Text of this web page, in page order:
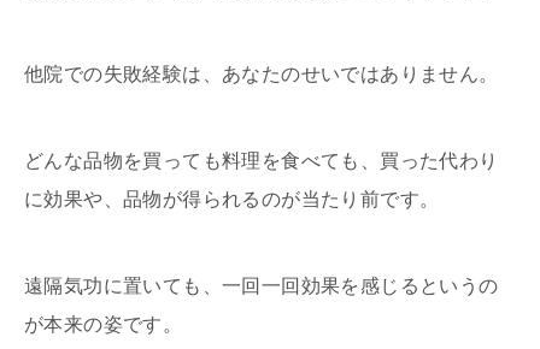
他院での失敗経験は、あなたのせいではありません。
どんな品物を買っても料理を食べても、買った代わり
に効果や、品物が得られるのが当たり前です。
遠隔気功に置いても、一回一回効果を感じるというの
が本来の姿です。